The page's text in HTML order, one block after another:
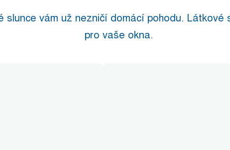
slunce vám už nezničí domácí pohodu.
pro vaše okna.